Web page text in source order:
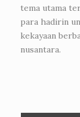
tema utama
para hadirin
kekayaan
nusantara.